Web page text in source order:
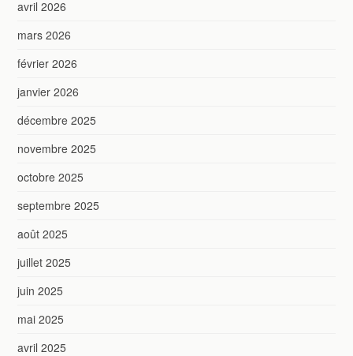
avril 2026
mars 2026
février 2026
janvier 2026
décembre 2025
novembre 2025
octobre 2025
septembre 2025
août 2025
juillet 2025
juin 2025
mai 2025
avril 2025